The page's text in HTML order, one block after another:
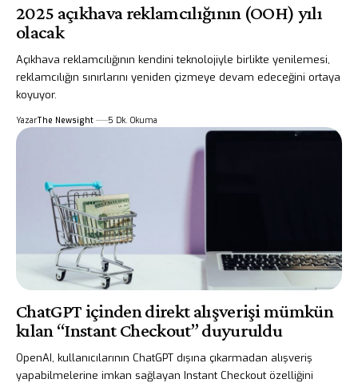
2025 açıkhava reklamcılığının (OOH) yılı
olacak
Açıkhava reklamcılığının kendini teknolojiyle birlikte yenilemesi,
reklamcılığın sınırlarını yeniden çizmeye devam edeceğini ortaya
koyuyor.
YazarThe Newsight 5 Dk. Okuma
ChatGPT içinden direkt alışverişi mümkün
kılan “Instant Checkout” duyuruldu
OpenAI, kullanıcılarının ChatGPT dışına çıkarmadan alışveriş
yapabilmelerine imkan sağlayan Instant Checkout özelliğini